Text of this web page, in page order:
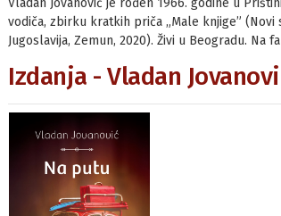
vodiča, zbirku kratkih priča „Male knjige”
Jugoslavija, Zemun, 2020). Živi u Beogradu.
Izdanja - Vladan